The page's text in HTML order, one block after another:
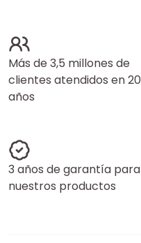
Más de 3,5 millones de
clientes atendidos en 20
años
3 años de garantía para
nuestros productos